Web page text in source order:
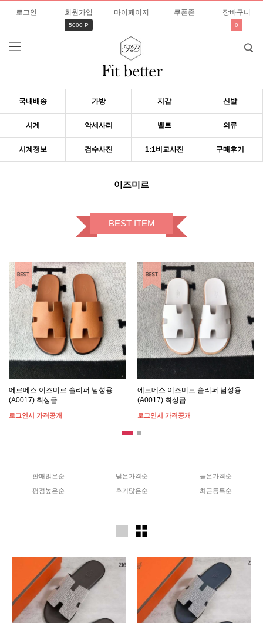
로그인 회원가입
5000 P
마이페이지 쿠폰존 장바구니
0
국내배송 가방 지갑 신발
시계 악세사리 벨트 의류
시계정보 검수사진 1:1비교사진 구매후기
이즈미르
BEST ITEM
에르메스 이즈미르 슬리퍼 남성용
(A0017) 최상급
로그인시 가격공개
에르메스 이즈미르 슬리퍼 남성용
(A0017) 최상급
로그인시 가격공개
BEST ITEM
판매많은순 낮은가격순 높은가격순
평점높은순 후기많은순 최근등록순